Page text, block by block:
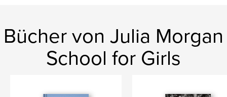
action , mystery , intensity
Bücher von Julia Morgan
School for Girls